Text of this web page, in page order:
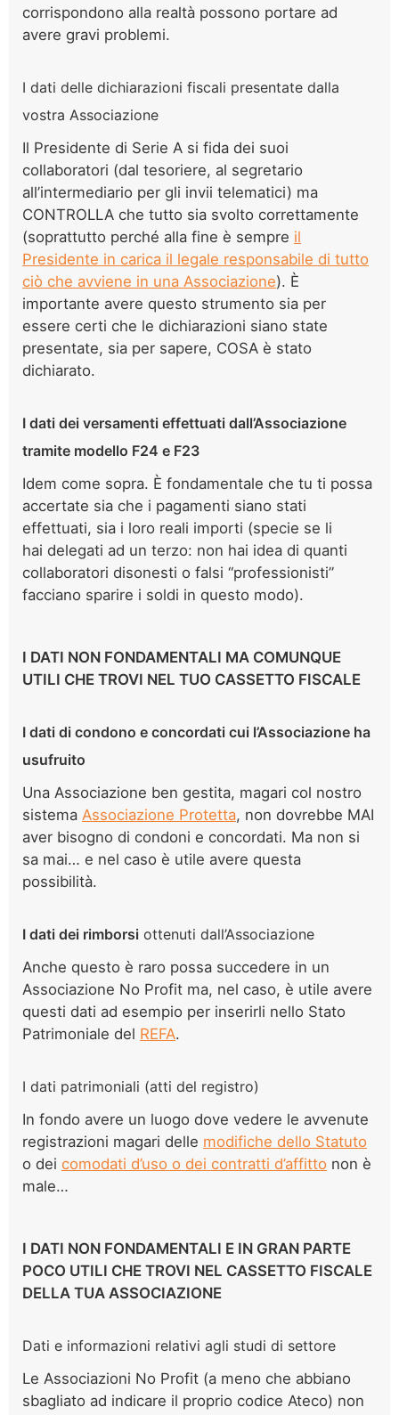
corrispondono alla realtà possono portare ad
avere gravi problemi.
I dati delle dichiarazioni fiscali presentate dalla
vostra Associazione
Il Presidente di Serie A si fida dei suoi
collaboratori (dal tesoriere, al segretario
all’intermediario per gli invii telematici) ma
CONTROLLA che tutto sia svolto correttamente
(soprattutto perché alla fine è sempre il
Presidente in carica il legale responsabile di tutto
ciò che avviene in una Associazione). È
importante avere questo strumento sia per
essere certi che le dichiarazioni siano state
presentate, sia per sapere, COSA è stato
dichiarato.
I dati dei versamenti effettuati dall’Associazione
tramite modello F24 e F23
Idem come sopra. È fondamentale che tu ti possa
accertate sia che i pagamenti siano stati
effettuati, sia i loro reali importi (specie se li
hai delegati ad un terzo: non hai idea di quanti
collaboratori disonesti o falsi “professionisti”
facciano sparire i soldi in questo modo).
I DATI NON FONDAMENTALI MA COMUNQUE
UTILI CHE TROVI NEL TUO CASSETTO FISCALE
I dati di condono e concordati cui l’Associazione ha
usufruito
Una Associazione ben gestita, magari col nostro
sistema Associazione Protetta, non dovrebbe MAI
aver bisogno di condoni e concordati. Ma non si
sa mai… e nel caso è utile avere questa
possibilità.
I dati dei rimborsi ottenuti dall’Associazione
Anche questo è raro possa succedere in un
Associazione No Profit ma, nel caso, è utile avere
questi dati ad esempio per inserirli nello Stato
Patrimoniale del REFA.
I dati patrimoniali (atti del registro)
In fondo avere un luogo dove vedere le avvenute
registrazioni magari delle modifiche dello Statuto
o dei comodati d’uso o dei contratti d’affitto non è
male…
I DATI NON FONDAMENTALI E IN GRAN PARTE
POCO UTILI CHE TROVI NEL CASSETTO FISCALE
DELLA TUA ASSOCIAZIONE
Dati e informazioni relativi agli studi di settore
Le Associazioni No Profit (a meno che abbiano
sbagliato ad indicare il proprio codice Ateco) non